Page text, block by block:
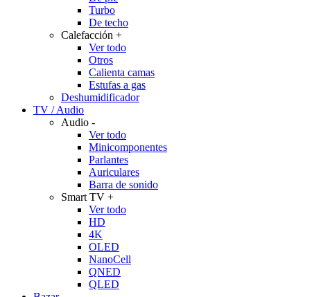
Turbo
De techo
Calefacción +
Ver todo
Otros
Calienta camas
Estufas a gas
Deshumidificador
TV / Audio
Audio -
Ver todo
Minicomponentes
Parlantes
Auriculares
Barra de sonido
Smart TV +
Ver todo
HD
4K
OLED
NanoCell
QNED
QLED